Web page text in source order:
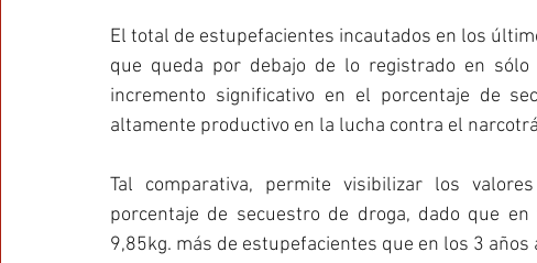
El total de estupefacientes incautados en los
que queda por debajo de lo registrado en
incremento significativo en el porcentaje de
altamente productivo en la lucha contra el
Tal comparativa, permite visibilizar los
porcentaje de secuestro de droga, dado que
9,85kg. más de estupefacientes que en los 3 años